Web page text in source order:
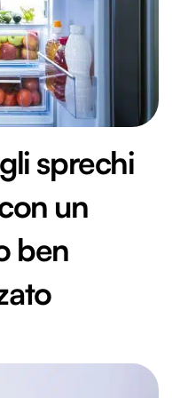
sprechi
un
ben